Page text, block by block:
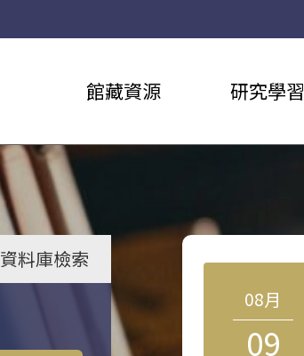
館藏資源 研究學習
資料庫檢索
08月
09